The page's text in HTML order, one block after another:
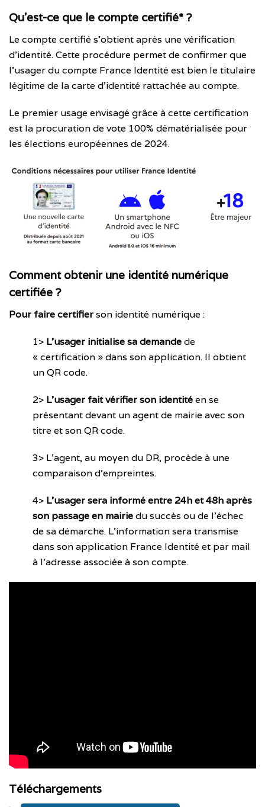
Qu’est-ce que le compte certifié* ?
Le compte certifié s’obtient après une vérification
d’identité. Cette procédure permet de confirmer que
l’usager du compte France Identité est bien le titulaire
légitime de la carte d’identité rattachée au compte.
Le premier usage envisagé grâce à cette certification
est la procuration de vote 100% dématérialisée pour
les élections européennes de 2024.
Comment obtenir une identité numérique
certifiée ?
Pour faire certifierson identité numérique :
1> L’usager initialise sa demandede
« certification » dans son application. Il obtient
un QR code.
2> L’usager fait vérifier son identitéen se
présentant devant un agent de mairie avec son
titre et son QR code.
3> L’agent, au moyen du DR, procède à une
comparaison d’empreintes.
4> L’usager sera informé entre 24h et 48h après
son passage en mairiedu succès ou de l’échec
de sa démarche. L’information sera transmise
dans son application France Identité et par mail
à l’adresse associée à son compte.
Téléchargements